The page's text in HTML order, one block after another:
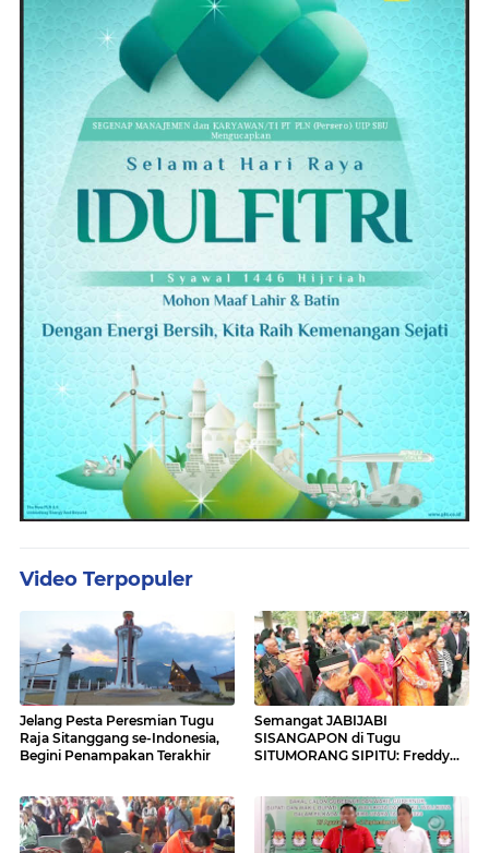
Video Terpopuler
Jelang Pesta Peresmian Tugu
Raja Sitanggang se-Indonesia,
Begini Penampakan Terakhir
Semangat JABIJABI
SISANGAPON di Tugu
SITUMORANG SIPITU: Freddy